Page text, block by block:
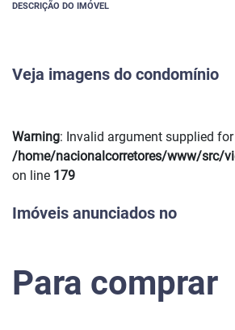
DESCRIÇÃO DO IMÓVEL
Veja imagens do condomínio
Warning: Invalid argument supplied
/home/nacionalcorretores/www/src/
on line 179
Previous
Imóveis anunciados no
Para comprar